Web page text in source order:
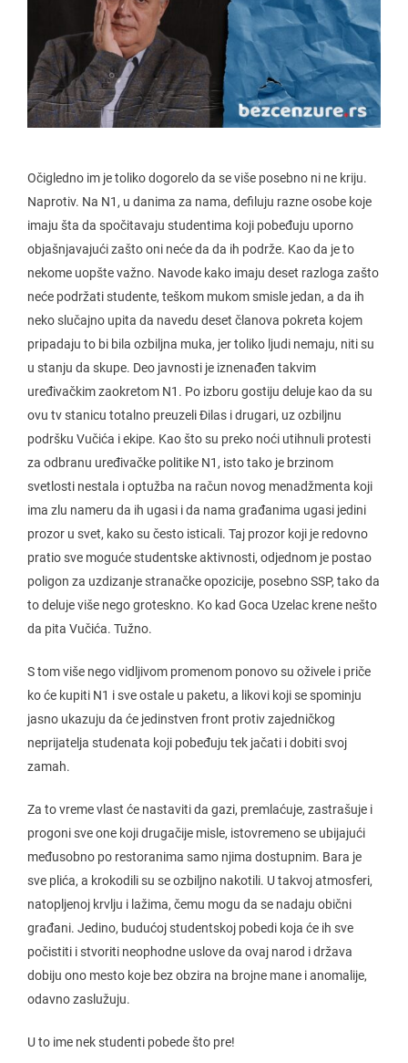
Očigledno im je toliko dogorelo da se više posebno ni ne kriju.
Naprotiv. Na N1, u danima za nama, defiluju razne osobe koje
imaju šta da spočitavaju studentima koji pobeđuju uporno
objašnjavajući zašto oni neće da da ih podrže. Kao da je to
nekome uopšte važno. Navode kako imaju deset razloga zašto
neće podržati studente, teškom mukom smisle jedan, a da ih
neko slučajno upita da navedu deset članova pokreta kojem
pripadaju to bi bila ozbiljna muka, jer toliko ljudi nemaju, niti su
u stanju da skupe. Deo javnosti je iznenađen takvim
uređivačkim zaokretom N1. Po izboru gostiju deluje kao da su
ovu tv stanicu totalno preuzeli Đilas i drugari, uz ozbiljnu
podršku Vučića i ekipe. Kao što su preko noći utihnuli protesti
za odbranu uređivačke politike N1, isto tako je brzinom
svetlosti nestala i optužba na račun novog menadžmenta koji
ima zlu nameru da ih ugasi i da nama građanima ugasi jedini
prozor u svet, kako su često isticali. Taj prozor koji je redovno
pratio sve moguće studentske aktivnosti, odjednom je postao
poligon za uzdizanje stranačke opozicije, posebno SSP, tako da
to deluje više nego groteskno. Ko kad Goca Uzelac krene nešto
da pita Vučića. Tužno.
S tom više nego vidljivom promenom ponovo su oživele i priče
ko će kupiti N1 i sve ostale u paketu, a likovi koji se spominju
jasno ukazuju da će jedinstven front protiv zajedničkog
neprijatelja studenata koji pobeđuju tek jačati i dobiti svoj
zamah.
Za to vreme vlast će nastaviti da gazi, premlaćuje, zastrašuje i
progoni sve one koji drugačije misle, istovremeno se ubijajući
međusobno po restoranima samo njima dostupnim. Bara je
sve plića, a krokodili su se ozbiljno nakotili. U takvoj atmosferi,
natopljenoj krvlju i lažima, čemu mogu da se nadaju obični
građani. Jedino, budućoj studentskoj pobedi koja će ih sve
počistiti i stvoriti neophodne uslove da ovaj narod i država
dobiju ono mesto koje bez obzira na brojne mane i anomalije,
odavno zaslužuju.
U to ime nek studenti pobede što pre!